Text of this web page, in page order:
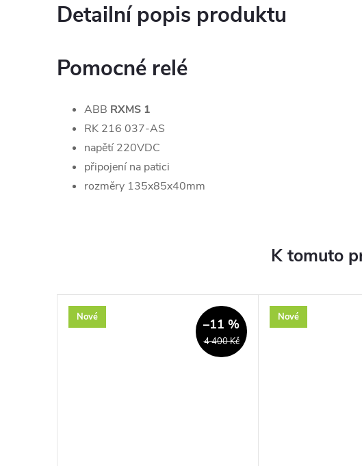
Detailní popis produktu
Pomocné relé
ABB RXMS 1
RK 216 037-AS
napětí 220VDC
připojení na patici
rozměry 135x85x40mm
K tomuto
Nové
4 400 Kč
–11 % Nové